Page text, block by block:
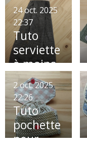
Tuto
serviette
à mains
24 oct. 2025
22:37
Tuto
pochette
pour
2 oct. 2025
22:26